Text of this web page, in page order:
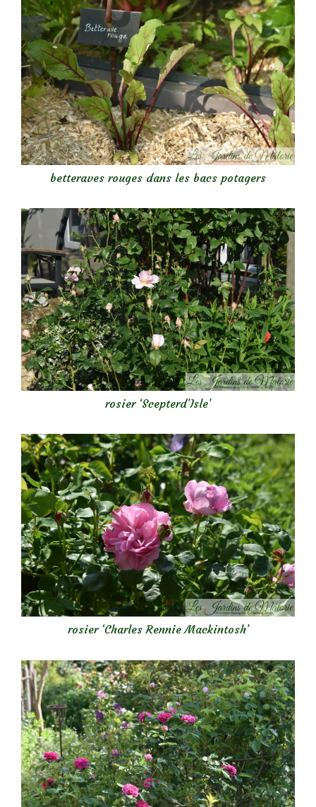
betteraves rouges dans les bacs potagers
rosier ‘Scepterd’Isle’
rosier ‘Charles Rennie Mackintosh’